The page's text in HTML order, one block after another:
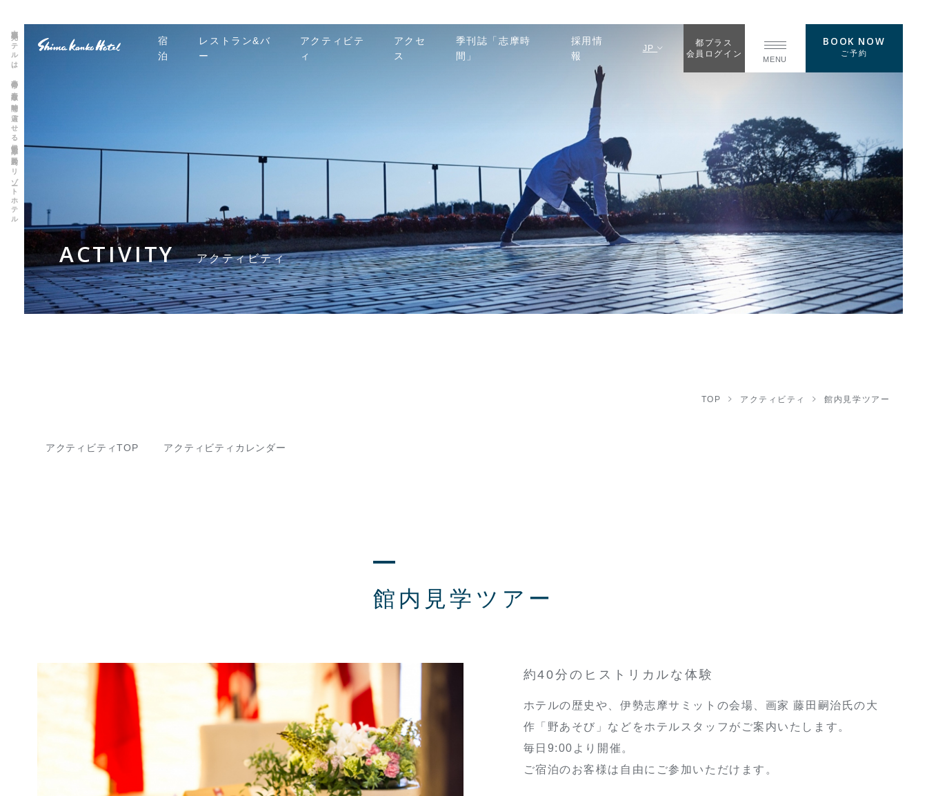
志摩観光ホテルは、非日常の素敵な時間を過ごせる伊勢志摩 賢島のリゾートホテル
宿
泊
レストラン&バ
ー
アクティビテ
ィ
アクセ
ス
季刊誌「志摩時
間」
採用情
報
JP
都プラス
会員ログイン
MENU
BOOK NOW
ご予約
ACTIVITY アクティビティ
TOP アクティビティ 館内見学ツアー
アクティビティTOP アクティビティカレンダー
館内見学ツアー
約40分のヒストリカルな体験
ホテルの歴史や、伊勢志摩サミットの会場、画家 藤田嗣治氏の大
作「野あそび」などをホテルスタッフがご案内いたします。
毎日9:00より開催。
ご宿泊のお客様は自由にご参加いただけます。